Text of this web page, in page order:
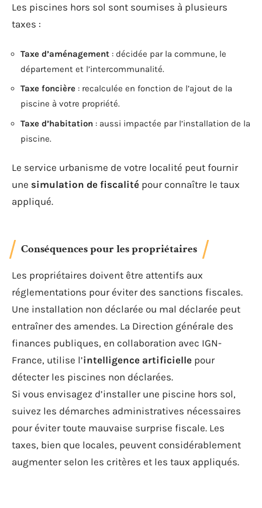
Les piscines hors sol sont soumises à plusieurs
taxes :
Taxe d’aménagement : décidée par la commune, le
département et l’intercommunalité.
Taxe foncière : recalculée en fonction de l’ajout de la
piscine à votre propriété.
Taxe d’habitation : aussi impactée par l’installation de la
piscine.
Le service urbanisme de votre localité peut fournir
une simulation de fiscalité pour connaître le taux
appliqué.
Conséquences pour les propriétaires
Les propriétaires doivent être attentifs aux
réglementations pour éviter des sanctions fiscales.
Une installation non déclarée ou mal déclarée peut
entraîner des amendes. La Direction générale des
finances publiques, en collaboration avec IGN-
France, utilise l’intelligence artificielle pour
détecter les piscines non déclarées.
Si vous envisagez d’installer une piscine hors sol,
suivez les démarches administratives nécessaires
pour éviter toute mauvaise surprise fiscale. Les
taxes, bien que locales, peuvent considérablement
augmenter selon les critères et les taux appliqués.